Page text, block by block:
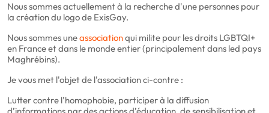
Nous sommes actuellement à la recherche d'une personnes pour
la création du logo de ExisGay.
Nous sommes uneassociationqui milite pour les droits LGBTQI+
en France et dans le monde entier (principalement dans led pays
Maghrébins).
Je vous met l'objet de l'association ci-contre :
Lutter contre l’homophobie, participer à la diffusion